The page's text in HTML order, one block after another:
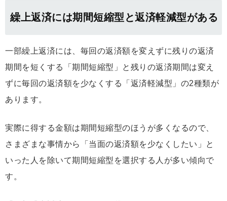
繰上返済には期間短縮型と返済軽減型がある
一部繰上返済には、毎回の返済額を変えずに残りの返済
期間を短くする「期間短縮型」と残りの返済期間は変え
ずに毎回の返済額を少なくする「返済軽減型」の2種類が
あります。
実際に得する金額は期間短縮型のほうが多くなるので、
さまざまな事情から「当面の返済額を少なくしたい」と
いった人を除いて期間短縮型を選択する人が多い傾向で
す。